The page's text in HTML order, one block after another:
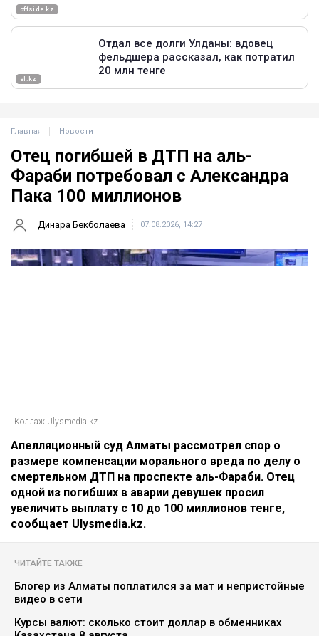
Главная Новости
Отец погибшей в ДТП на аль-
Фараби потребовал с Александра
Пака 100 миллионов
Динара Бекболаева 07.08.2026, 14:27
Коллаж Ulysmedia.kz
Апелляционный суд Алматы рассмотрел спор о
размере компенсации морального вреда по делу о
смертельном ДТП на проспекте аль-Фараби. Отец
одной из погибших в аварии девушек просил
увеличить выплату с 10 до 100 миллионов тенге,
сообщает Ulysmedia.kz.
ЧИТАЙТЕ ТАКЖЕ
Блогер из Алматы поплатился за мат и непристойные
видео в сети
Курсы валют: сколько стоит доллар в обменниках